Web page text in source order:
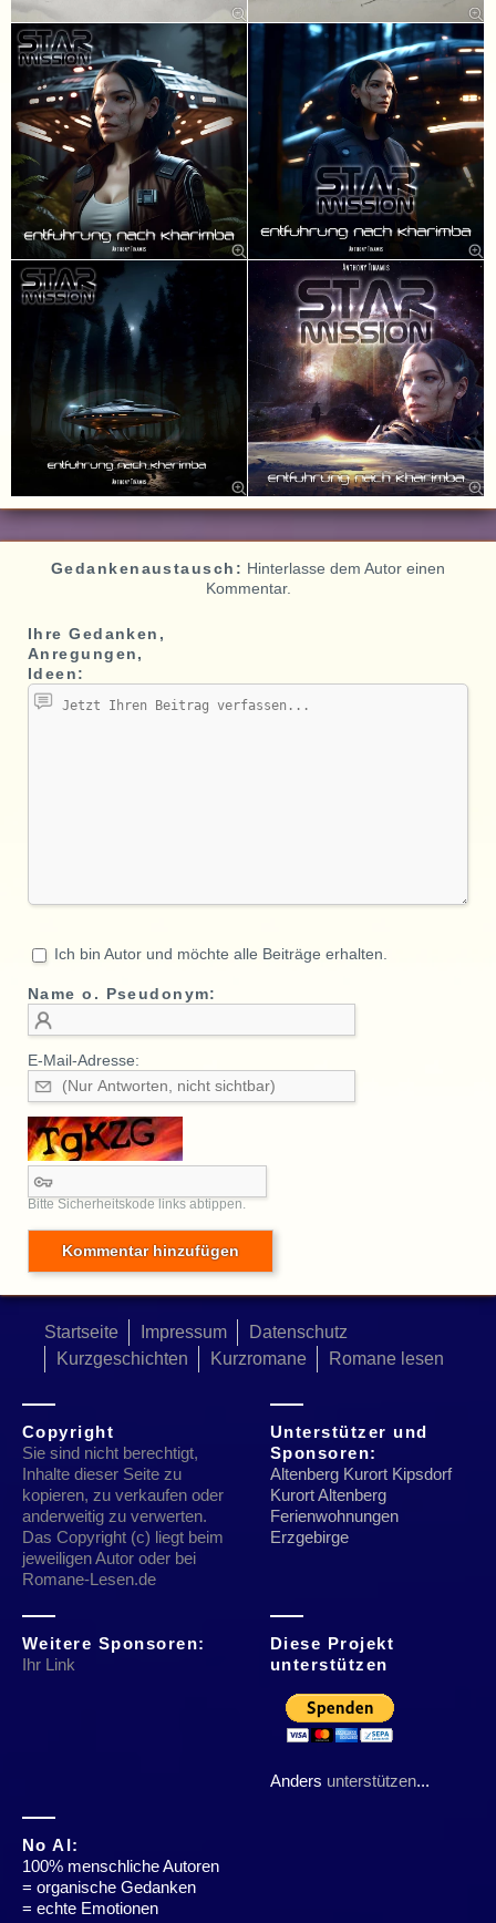
Gedankenaustausch: Hinterlasse dem Autor einen
Kommentar.
Ihre Gedanken,
Anregungen,
Ideen:
Ich bin Autor und möchte alle Beiträge erhalten.
Name o. Pseudonym:
E-Mail-Adresse:
Bitte Sicherheitskode links abtippen.
Startseite Impressum
Datenschutz
Kurzgeschichten
Kurzromane Romane lesen
Copyright
Sie sind nicht berechtigt,
Inhalte dieser Seite zu
kopieren, zu verkaufen oder
anderweitig zu verwerten.
Das Copyright (c) liegt beim
jeweiligen Autor oder bei
Romane-Lesen.de
Unterstützer und
Sponsoren:
Altenberg Kurort Kipsdorf
Kurort Altenberg
Ferienwohnungen
Erzgebirge
Weitere Sponsoren:
Ihr Link
Diese Projekt
unterstützen
Anders unterstützen...
No AI:
100% menschliche Autoren
= organische Gedanken
= echte Emotionen